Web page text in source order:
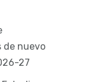
de nuevo
27